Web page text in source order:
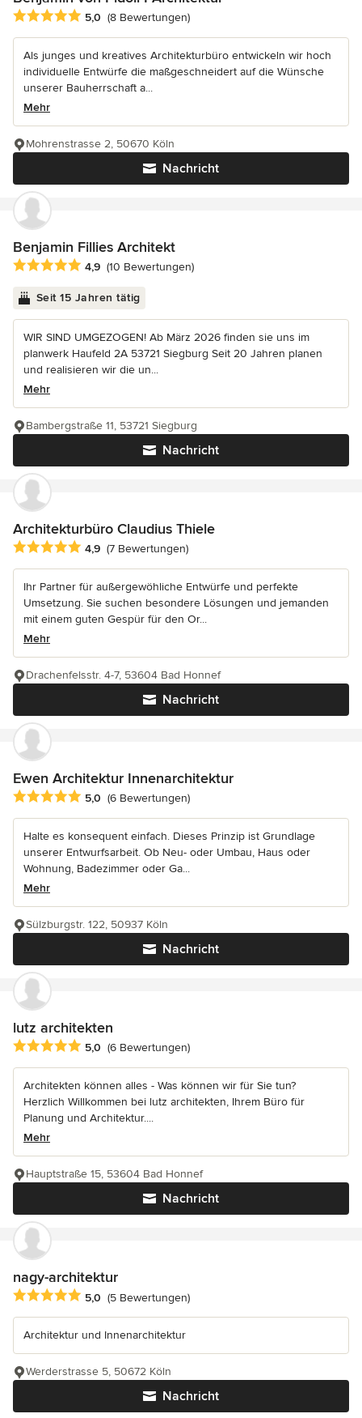
Durchschnittliche Bewertung: 5 von 5 Sternen
5,0 (8 Bewertungen)
Als junges und kreatives Architekturbüro entwickeln wir hoch
individuelle Entwürfe die maßgeschneidert auf die Wünsche
unserer Bauherrschaft a...
Mehr
Nachricht
Mohrenstrasse 2, 50670 Köln
Benjamin Fillies Architekt
Durchschnittliche Bewertung: 4.9 von 5 Sternen
4,9 (10 Bewertungen)
Seit 15 Jahren tätig
WIR SIND UMGEZOGEN! Ab März 2026 finden sie uns im
planwerk Haufeld 2A 53721 Siegburg Seit 20 Jahren planen
und realisieren wir die un...
Mehr
Nachricht
Bambergstraße 11, 53721 Siegburg
Architekturbüro Claudius Thiele
Durchschnittliche Bewertung: 4.9 von 5 Sternen
4,9 (7 Bewertungen)
Ihr Partner für außergewöhliche Entwürfe und perfekte
Umsetzung. Sie suchen besondere Lösungen und jemanden
mit einem guten Gespür für den Or...
Mehr
Nachricht
Drachenfelsstr. 4-7, 53604 Bad Honnef
Ewen Architektur Innenarchitektur
Durchschnittliche Bewertung: 5 von 5 Sternen
5,0 (6 Bewertungen)
Halte es konsequent einfach. Dieses Prinzip ist Grundlage
unserer Entwurfsarbeit. Ob Neu- oder Umbau, Haus oder
Wohnung, Badezimmer oder Ga...
Mehr
Nachricht
Sülzburgstr. 122, 50937 Köln
lutz architekten
Durchschnittliche Bewertung: 5 von 5 Sternen
5,0 (6 Bewertungen)
Architekten können alles - Was können wir für Sie tun?
Herzlich Willkommen bei lutz architekten, Ihrem Büro für
Planung und Architektur....
Mehr
Nachricht
Hauptstraße 15, 53604 Bad Honnef
nagy-architektur
Durchschnittliche Bewertung: 5 von 5 Sternen
5,0 (5 Bewertungen)
Architektur und Innenarchitektur
Nachricht
Werderstrasse 5, 50672 Köln